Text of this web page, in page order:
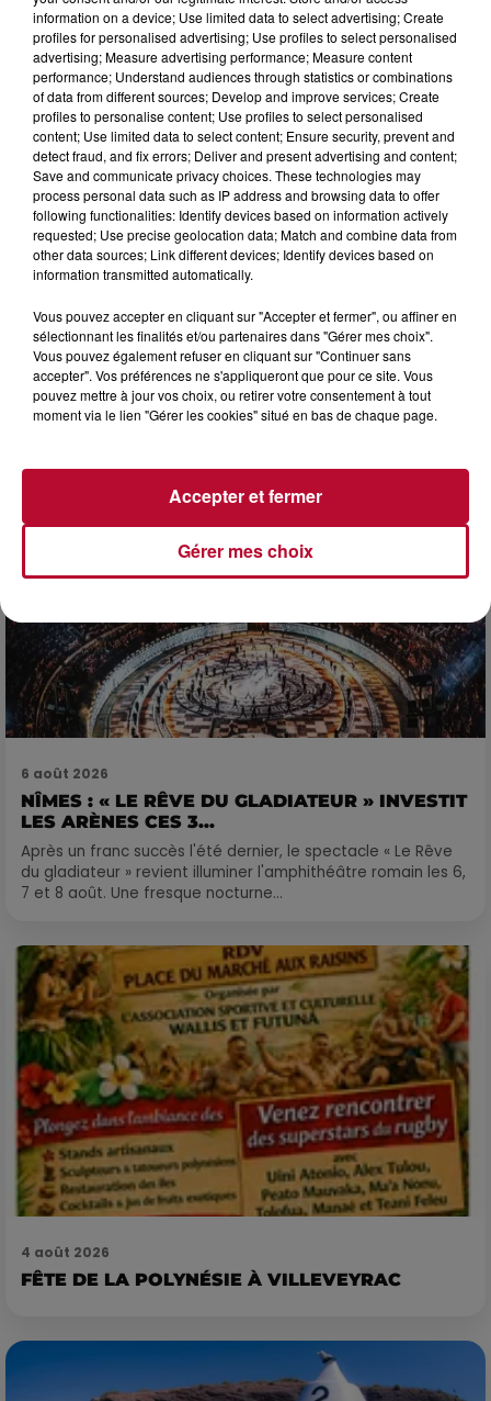
envie de voyager à l'autre bout du monde,...
0h01
DINER CONCERT À LA MJC DE MARSEILLAN
6 août 2026
NÎMES : « LE RÊVE DU GLADIATEUR » INVESTIT
LES ARÈNES CES 3...
Après un franc succès l'été dernier, le spectacle « Le Rêve
du gladiateur » revient illuminer l'amphithéâtre romain les 6,
7 et 8 août. Une fresque nocturne...
4 août 2026
FÊTE DE LA POLYNÉSIE À VILLEVEYRAC
information on a device; Use limited data to select advertising; Create
profiles for personalised advertising; Use profiles to select personalised
advertising; Measure advertising performance; Measure content
performance; Understand audiences through statistics or combinations
of data from different sources; Develop and improve services; Create
profiles to personalise content; Use profiles to select personalised
content; Use limited data to select content; Ensure security, prevent and
detect fraud, and fix errors; Deliver and present advertising and content;
Save and communicate privacy choices. These technologies may
process personal data such as IP address and browsing data to offer
following functionalities: Identify devices based on information actively
requested; Use precise geolocation data; Match and combine data from
other data sources; Link different devices; Identify devices based on
information transmitted automatically.
Vous pouvez accepter en cliquant sur "Accepter et fermer", ou affiner en
sélectionnant les finalités et/ou partenaires dans "Gérer mes choix".
Vous pouvez également refuser en cliquant sur "Continuer sans
accepter". Vos préférences ne s'appliqueront que pour ce site. Vous
pouvez mettre à jour vos choix, ou retirer votre consentement à tout
moment via le lien "Gérer les cookies" situé en bas de chaque page.
Gérer mes choix
Accepter et fermer